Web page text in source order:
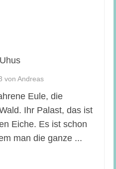
von Andreas
Eule, die
Ihr Palast, das ist
Eiche. Es ist schon
man die ganze ...